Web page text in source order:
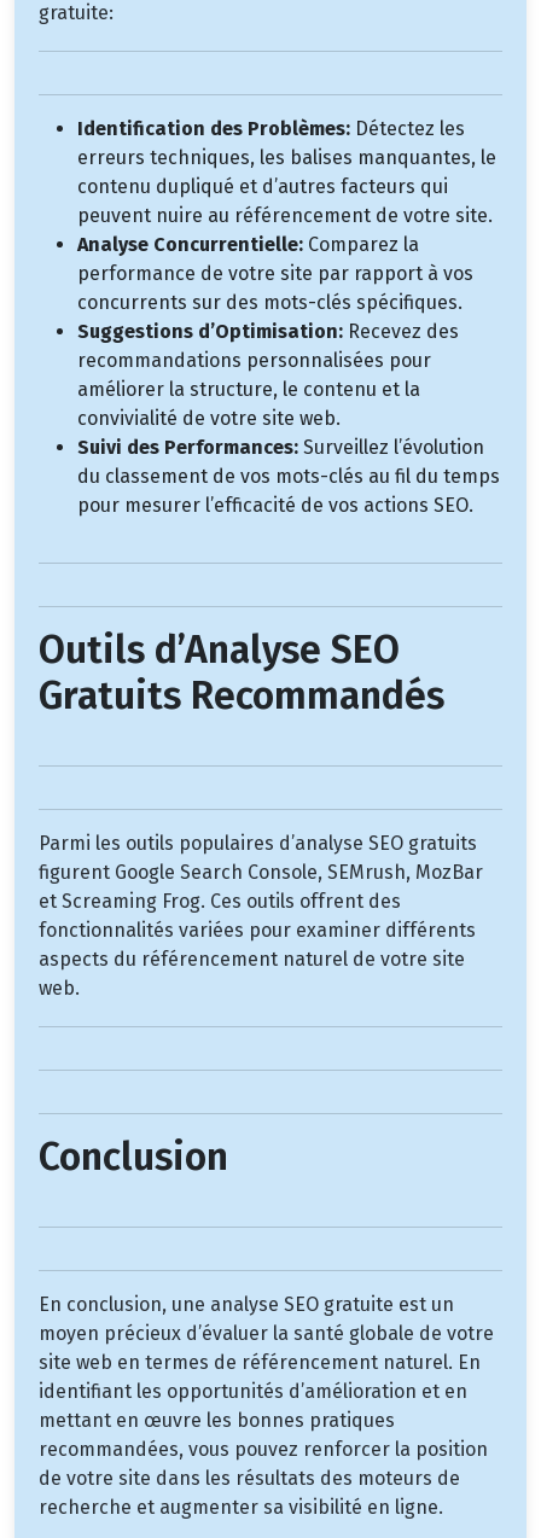
gratuite:
Identification des Problèmes: Détectez les
erreurs techniques, les balises manquantes, le
contenu dupliqué et d’autres facteurs qui
peuvent nuire au référencement de votre site.
Analyse Concurrentielle: Comparez la
performance de votre site par rapport à vos
concurrents sur des mots-clés spécifiques.
Suggestions d’Optimisation: Recevez des
recommandations personnalisées pour
améliorer la structure, le contenu et la
convivialité de votre site web.
Suivi des Performances: Surveillez l’évolution
du classement de vos mots-clés au fil du temps
pour mesurer l’efficacité de vos actions SEO.
Outils d’Analyse SEO
Gratuits Recommandés
Parmi les outils populaires d’analyse SEO gratuits
figurent Google Search Console, SEMrush, MozBar
et Screaming Frog. Ces outils offrent des
fonctionnalités variées pour examiner différents
aspects du référencement naturel de votre site
web.
Conclusion
En conclusion, une analyse SEO gratuite est un
moyen précieux d’évaluer la santé globale de votre
site web en termes de référencement naturel. En
identifiant les opportunités d’amélioration et en
mettant en œuvre les bonnes pratiques
recommandées, vous pouvez renforcer la position
de votre site dans les résultats des moteurs de
recherche et augmenter sa visibilité en ligne.